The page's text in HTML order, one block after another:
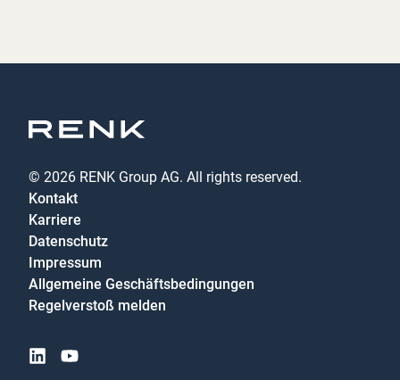
© 2026 RENK Group AG. All rights reserved.
Kontakt
Karriere
Datenschutz
Impressum
Allgemeine Geschäftsbedingungen
Regelverstoß melden